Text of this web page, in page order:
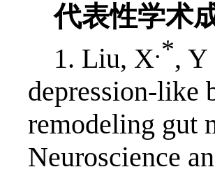
代表性学术
1. Liu, X.*, Y
depression-like
remodeling gut
Neuroscience